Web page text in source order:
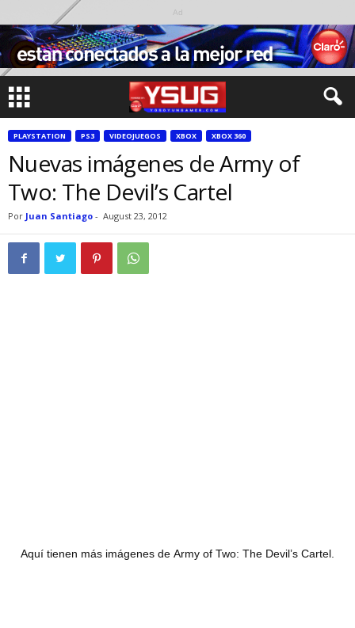
Ad
PLAYSTATION PS3 VIDEOJUEGOS XBOX XBOX 360
Nuevas imágenes de Army of
Two: The Devil’s Cartel
Por Juan Santiago - August 23, 2012
Aquí tienen más imágenes de Army of Two: The Devil’s Cartel.